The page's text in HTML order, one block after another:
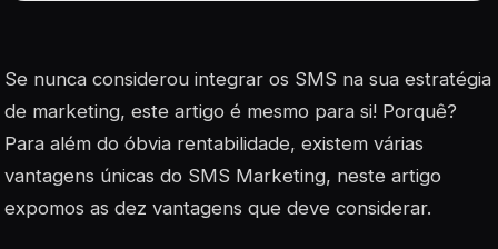
Se nunca considerou integrar os SMS na sua estratégia
de marketing, este artigo é mesmo para si! Porquê?
Para além do óbvia rentabilidade, existem várias
vantagens únicas do SMS Marketing, neste artigo
expomos as dez vantagens que deve considerar.